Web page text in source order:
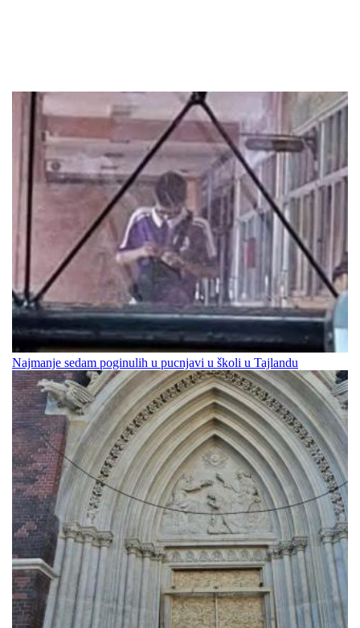
Najmanje sedam poginulih u pucnjavi u školi u Tajlandu